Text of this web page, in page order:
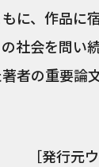
に、作品に
社会を問い
者の重要論
［発行元